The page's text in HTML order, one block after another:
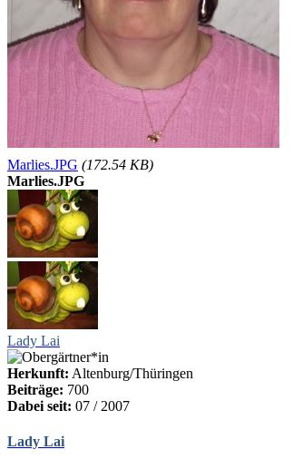
Marlies.JPG (172.54 KB)
Marlies.JPG
Lady Lai
Herkunft: Altenburg/Thüringen
Beiträge: 700
Dabei seit: 07 / 2007
Lady Lai